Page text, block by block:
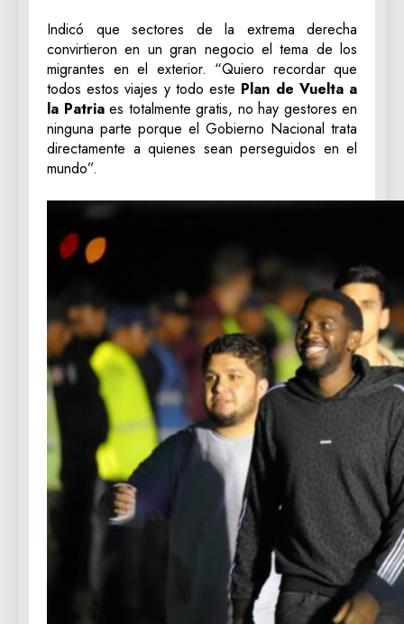
Indicó que sectores de la extrema derecha
convirtieron en un gran negocio el tema de los
migrantes en el exterior. “Quiero recordar que
todos estos viajes y todo este Plan de Vuelta a
la Patriaes totalmente gratis, no hay gestores en
ninguna parte porque el Gobierno Nacional trata
directamente a quienes sean perseguidos en el
mundo”.